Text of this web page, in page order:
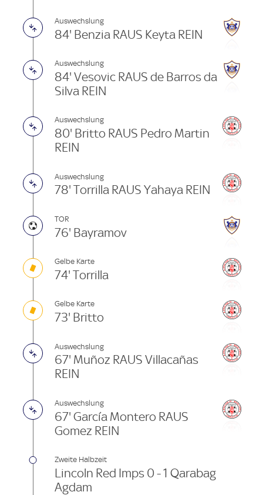
Auswechslung
84' Benzia RAUS Keyta REIN
Auswechslung
84' Vesovic RAUS de Barros da
Silva REIN
Auswechslung
80' Britto RAUS Pedro Martin
REIN
Auswechslung
78' Torrilla RAUS Yahaya REIN
TOR
76' Bayramov
Gelbe Karte
74' Torrilla
Gelbe Karte
73' Britto
Auswechslung
67' Muñoz RAUS Villacañas
REIN
Auswechslung
67' García Montero RAUS
Gomez REIN
Zweite Halbzeit
Lincoln Red Imps 0 - 1 Qarabag
Agdam